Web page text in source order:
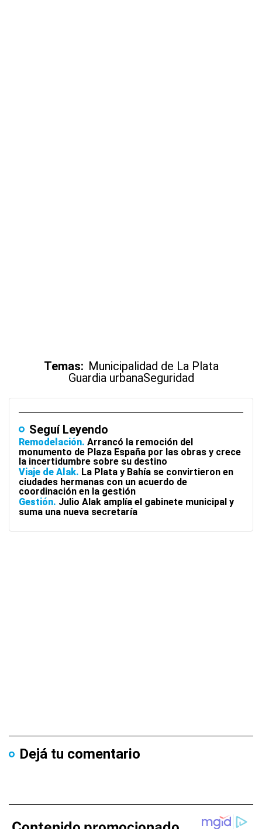
Temas: Municipalidad de La Plata
Guardia urbanaSeguridad
Seguí Leyendo
Remodelación Arrancó la remoción del
monumento de Plaza España por las obras y crece
la incertidumbre sobre su destino
Viaje de Alak La Plata y Bahía se convirtieron en
ciudades hermanas con un acuerdo de
coordinación en la gestión
Gestión Julio Alak amplía el gabinete municipal y
suma una nueva secretaría
Dejá tu comentario